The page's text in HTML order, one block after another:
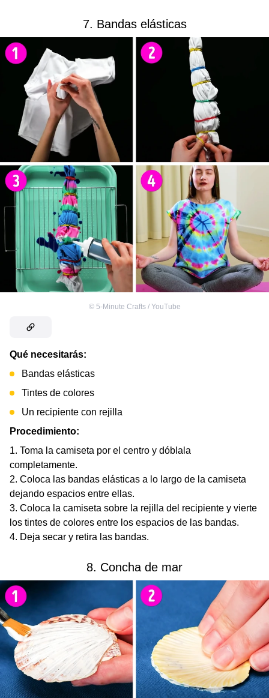
7. Bandas elásticas
© 5-Minute Crafts / YouTube
Qué necesitarás:
Bandas elásticas
Tintes de colores
Un recipiente con rejilla
Procedimiento:
Toma la camiseta por el centro y dóblala
completamente.
Coloca las bandas elásticas a lo largo de la camiseta
dejando espacios entre ellas.
Coloca la camiseta sobre la rejilla del recipiente y vierte
los tintes de colores entre los espacios de las bandas.
Deja secar y retira las bandas.
8. Concha de mar